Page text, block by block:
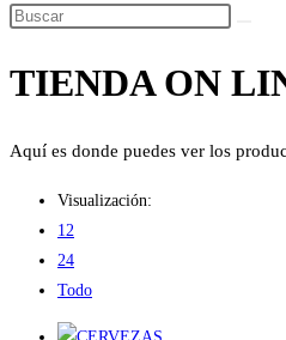
Buscar
esta
TIENDA ON
Aquí es donde puedes ver los
Visualización:
12
24
Todo